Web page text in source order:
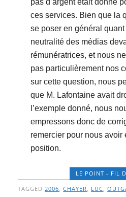
pas dʼargent était donné
ces services. Bien que la
se poser en général quant
neutralité des médias
rémunératrices, et nous
pas particulièrement nos
sur cette question, nous
que M. Lafontaine avait
lʼexemple donné, nous
empressons donc de
remercier pour nous avoir
position.
LE POINT - FIL
TAGGED2006,CHAYER, LUC,